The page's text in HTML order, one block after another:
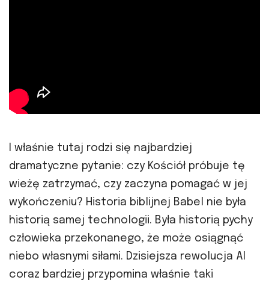
I właśnie tutaj rodzi się najbardziej
dramatyczne pytanie: czy Kościół próbuje tę
wieżę zatrzymać, czy zaczyna pomagać w jej
wykończeniu? Historia biblijnej Babel nie była
historią samej technologii. Była historią pychy
człowieka przekonanego, że może osiągnąć
niebo własnymi siłami. Dzisiejsza rewolucja AI
coraz bardziej przypomina właśnie taki